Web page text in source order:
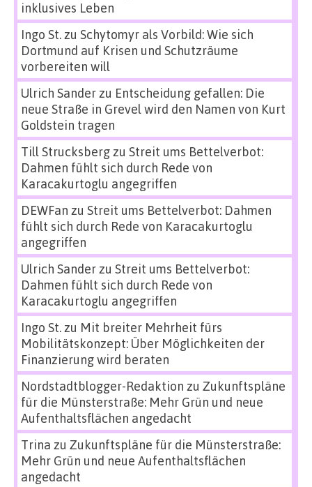
inklusives Leben
Ingo St.zu Schytomyr als Vorbild: Wie sich
Dortmund auf Krisen und Schutzräume
vorbereiten will
Ulrich Sanderzu Entscheidung gefallen: Die
neue Straße in Grevel wird den Namen von Kurt
Goldstein tragen
Till Strucksbergzu Streit ums Bettelverbot:
Dahmen fühlt sich durch Rede von
Karacakurtoglu angegriffen
DEWFan zu Streit ums Bettelverbot: Dahmen
fühlt sich durch Rede von Karacakurtoglu
angegriffen
Ulrich Sanderzu Streit ums Bettelverbot:
Dahmen fühlt sich durch Rede von
Karacakurtoglu angegriffen
Ingo St.zu Mit breiter Mehrheit fürs
Mobilitätskonzept: Über Möglichkeiten der
Finanzierung wird beraten
Nordstadtblogger-Redaktion zu Zukunftspläne
für die Münsterstraße: Mehr Grün und neue
Aufenthaltsflächen angedacht
Trina zu Zukunftspläne für die Münsterstraße:
Mehr Grün und neue Aufenthaltsflächen
angedacht